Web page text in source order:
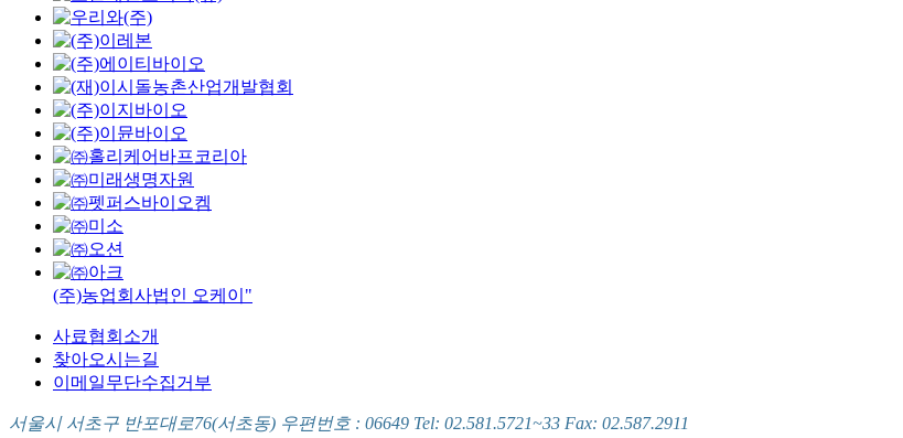
(주)농업회사법인 오케이"
사료협회소개
찾아오시는길
이메일무단수집거부
서울시 서초구 반포대로76(서초동) 우편번호 : 06649 Tel: 02.581.5721~33 Fax: 02.587.2911